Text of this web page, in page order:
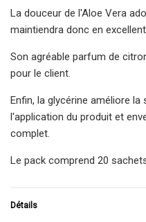
La douceur de l'Aloe Vera
maintiendra donc en
Son agréable parfum de
pour le client.
Enfin, la glycérine améliore
l'application du produit et
complet.
Le pack comprend 20
Détails